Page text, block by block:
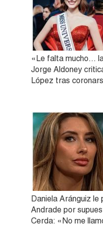
«Le falta mucho…
Jorge Aldoney
López tras
Daniela Aránguiz
Andrade por
Cerda: «No me